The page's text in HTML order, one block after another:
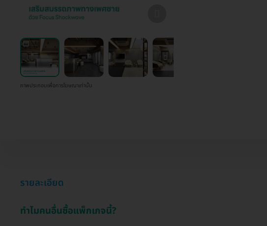
ภาพประกอบเพื่อการโฆษณาเท่านั้น
รายละเอียด
ทำไมคนอื่นซื้อแพ็กเกจนี้?